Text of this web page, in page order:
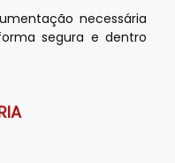
necessária
segura e dentro